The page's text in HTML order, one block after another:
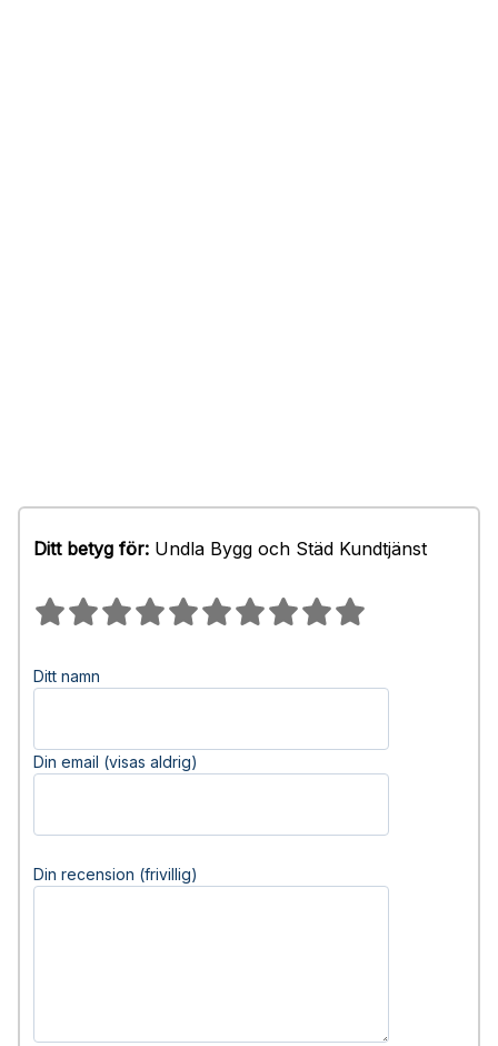
Ditt betyg för: Undla Bygg och Städ Kundtjänst
Ditt namn
Din email (visas aldrig)
Din recension (frivillig)